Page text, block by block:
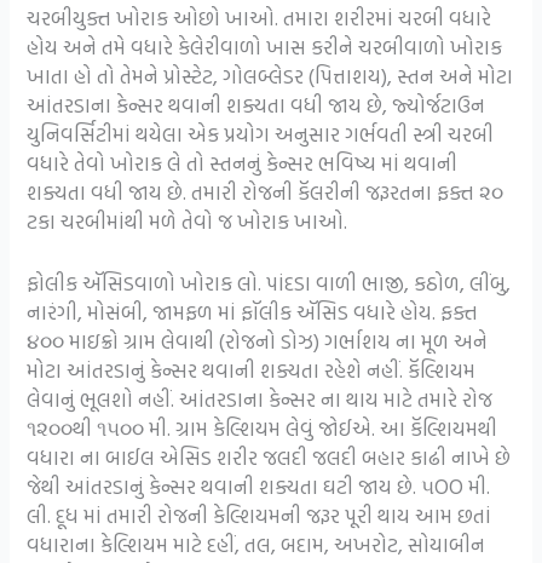
ચરબીયુક્ત ખોરાક ઓછો ખાઓ. તમારા શરીરમાં ચરબી વધારે
હોય અને તમે વધારે કેલેરીવાળો ખાસ કરીને ચરબીવાળો ખોરાક
ખાતા હો તો તેમને પ્રોસ્ટેટ, ગોલબ્લેડર (પિત્તાશય), સ્તન અને મોટા
આંતરડાના કેન્સર થવાની શક્યતા વધી જાય છે, જ્યોર્જટાઉન
યુનિવર્સિટીમાં થયેલા એક પ્રયોગ અનુસાર ગર્ભવતી સ્ત્રી ચરબી
વધારે તેવો ખોરાક લે તો સ્તનનું કેન્સર ભવિષ્ય માં થવાની
શક્યતા વધી જાય છે. તમારી રોજની કૅલરીની જરૂરતના ફક્ત ૨૦
ટકા ચરબીમાંથી મળે તેવો જ ખોરાક ખાઓ.
ફોલીક ઍસિડવાળો ખોરાક લો. પાંદડા વાળી ભાજી, કઠોળ, લીંબુ,
નારંગી, મોસંબી, જામફળ માં ફૉલીક ઍસિડ વધારે હોય. ફક્ત
૪૦૦ માઇક્રો ગ્રામ લેવાથી (રોજનો ડોઝ) ગર્ભાશય ના મૂળ અને
મોટા આંતરડાનું કેન્સર થવાની શક્યતા રહેશે નહીં. કૅલ્શિયમ
લેવાનું ભૂલશો નહીં. આંતરડાના કેન્સર ના થાય માટે તમારે રોજ
૧૨૦૦થી ૧૫૦૦ મી. ગ્રામ કેલ્શિયમ લેવું જોઈએ. આ કૅલ્શિયમથી
વધારા ના બાઈલ એસિડ શરીર જલદી જલદી બહાર કાઢી નાખે છે
જેથી આંતરડાનું કેન્સર થવાની શક્યતા ઘટી જાય છે. ૫OO મી.
લી. દૂધ માં તમારી રોજની કેલ્શિયમની જરૂર પૂરી થાય આમ છતાં
વધારાના કેલ્શિયમ માટે દહીં, તલ, બદામ, અખરોટ, સોયાબીન